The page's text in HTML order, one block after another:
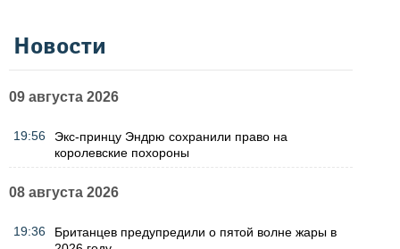
Новости
09 августа 2026
19:56
Экс-принцу Эндрю сохранили право на
королевские похороны
08 августа 2026
19:36
Британцев предупредили о пятой волне жары в